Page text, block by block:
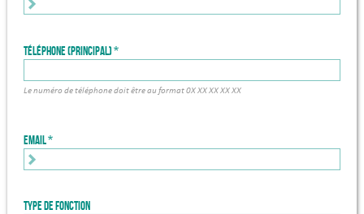
Téléphone (principal)
Le numéro de téléphone doit être au format 0X XX XX XX XX
Email
Type de fonction